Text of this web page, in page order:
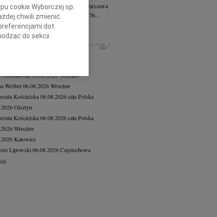
Czarzastawiek: 7604.08.2026
Warszawa
27 lipca 2026 roku odeszła w wieku 76...
NEKROLOGI, KONDOLENCJE
Mordawski06.08.2026Wrocław
Wróbel 06.08.2026Wrocław
Kościelska06.08.2026cała Polska
Olsztyn
Kościelska06.08.2026cała Polska
Wrocław
Katowice
Lipowski 06.08.2026Częstochowa
cookie Wyborczej sp.
chwili zmienić
dot.
do sekcji
przeglądarki.
identyfikacji.
pomiar reklam i